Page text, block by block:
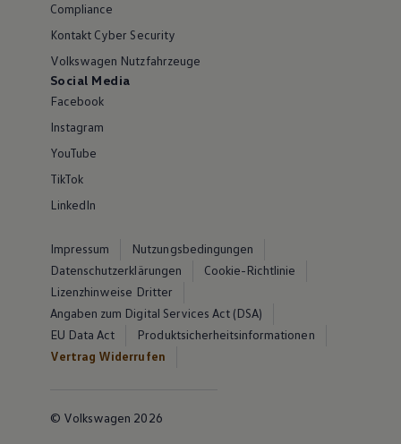
Compliance
Kontakt Cyber Security
Volkswagen Nutzfahrzeuge
Social Media
Facebook
Instagram
YouTube
TikTok
LinkedIn
Impressum
Nutzungsbedingungen
Datenschutzerklärungen
Cookie-Richtlinie
Lizenzhinweise Dritter
Angaben zum Digital Services Act (DSA)
EU Data Act
Produktsicherheitsinformationen
Vertrag Widerrufen
© Volkswagen 2026